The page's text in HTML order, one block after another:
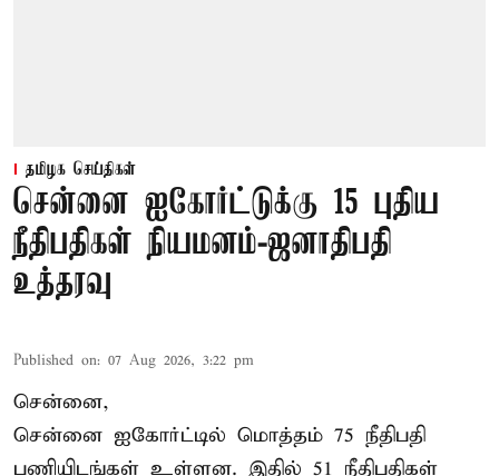
தமிழக செய்திகள்
சென்னை ஐகோர்ட்டுக்கு 15 புதிய
நீதிபதிகள் நியமனம்-ஜனாதிபதி
உத்தரவு
Published on: 07 Aug 2026, 3:22 pm
சென்னை,
சென்னை ஐகோர்ட்டில் மொத்தம் 75 நீதிபதி
பணியிடங்கள் உள்ளன. இதில் 51 நீதிபதிகள்